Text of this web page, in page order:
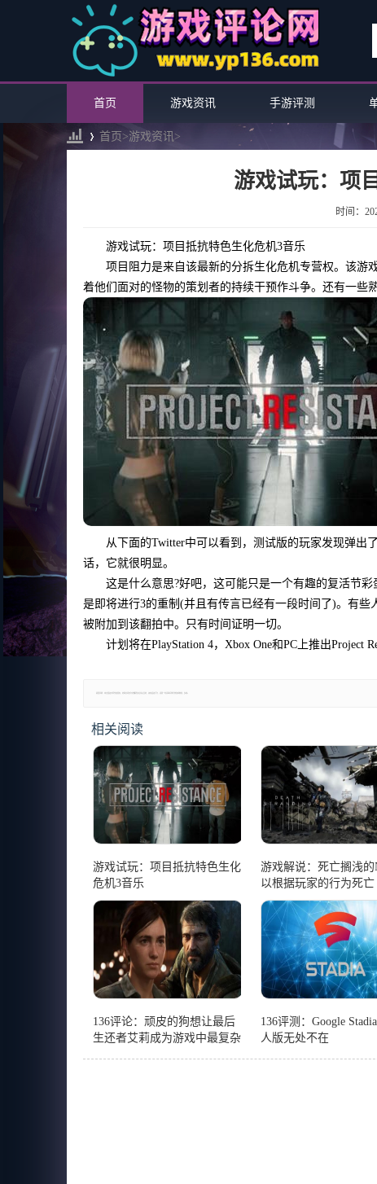
首页 游戏资讯 手游评测
首页>游戏资讯>
游戏试玩：项
时间：
游戏试玩：项目抵抗特色生化危机3音乐
项目阻力是来自该最新的分拆生化危机专营权。该游
着他们面对的怪物的策划者的持续干预作斗争。还有一些
从下面的Twitter中可以看到，测试版的玩家发现弹出
话，它就很明显。
这是什么意思?好吧，这可能只是一个有趣的复活节
是即将进行3的重制(并且有传言已经有一段时间了)。有
被附加到该翻拍中。只有时间证明一切。
计划将在PlayStation 4，Xbox One和PC上推出Project
相关阅读
游戏试玩：项目抵抗特色生化
危机3音乐
游戏解说：死亡搁浅的
以根据玩家的行为死亡
136评论：顽皮的狗想让最后
生还者艾莉成为游戏中最复杂
136评测：Google
人版无处不在